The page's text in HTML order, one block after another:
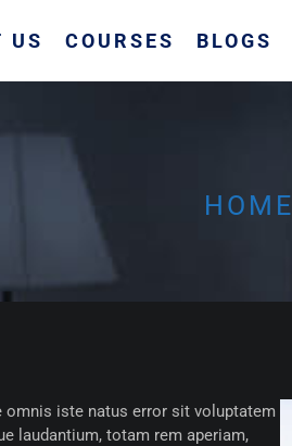
US COURSES BLOGS
HOME
omnis iste natus error sit voluptatem
laudantium, totam rem aperiam,